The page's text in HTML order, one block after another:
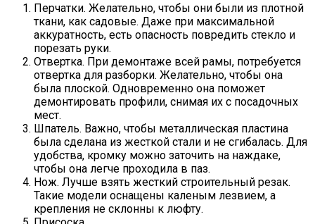
Перчатки. Желательно, чтобы они были из плотной
ткани, как садовые. Даже при максимальной
аккуратность, есть опасность повредить стекло и
порезать руки.
Отвертка. При демонтаже всей рамы, потребуется
отвертка для разборки. Желательно, чтобы она
была плоской. Одновременно она поможет
демонтировать профили, снимая их с посадочных
мест.
Шпатель. Важно, чтобы металлическая пластина
была сделана из жесткой стали и не сгибалась. Для
удобства, кромку можно заточить на наждаке,
чтобы она легче проходила в паз.
Нож. Лучше взять жесткий строительный резак.
Такие модели оснащены каленым лезвием, а
крепления не склонны к люфту.